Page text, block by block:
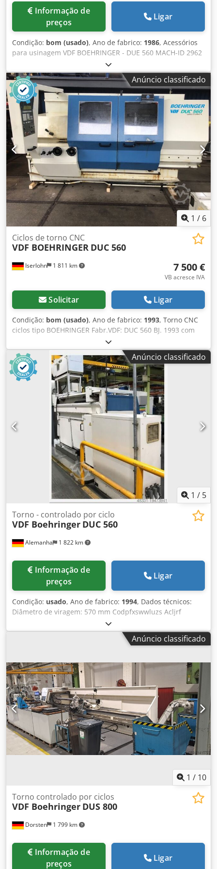
preços
Ligar
Condição: bom (usado), Ano de fabrico: 1986, Acessórios
para usinagem VDF BOEHRINGER - DUE 560 MACH-ID 2962
Fabricante: VDF BOEHRINGER Cjdjzdixkspfx Acljrf Tipo: DUE
560 Ano de fabricação: 1986 Diâmetro máx.: 150 Por favor,
observe: As informações nesta página foram obtidas de
boa fé por nós e, sempre que possível, do fabricante. As
informações são fornecidas de boa fé, mas a precisão não
pode ser garantida. Portanto, não constituem
representação contratual ou condições gerais.
Recomendamos verificar todos os detalhes importantes.
Anúncio classificado
1 / 6
Iserlohn 1 811 km
Ciclos de torno CNC
VDF BOEHRINGER DUC 560
7 500 €
VB acresce IVA
Solicitar Ligar
Condição: bom (usado), Ano de fabrico: 1993, Torno CNC
ciclos tipo BOEHRINGER Fabr.VDF: DUC 560 BJ. 1993 com
controle de SIEMENS SINUMERIK 805T. Transformando o
comprimento: 1000 mm Revirando o suporte plano
diâmetro: 365 mm Transformando o diâmetro acima da
cama: 570 mm Eixo de velocidades: motor do eixo 3-
2500U/min: 19KW Furo do eixo: 62 mm Chuck diâmetro:
315 mm Forkardt Cjdpfx Ajd Ewaajclorf Cabeça de torre
com 8 pos VDI 30 Com documentação de equipamentos e
Anúncio classificado
1 / 5
Alemanha 1 822 km
Torno - controlado por ciclo
VDF Boehringer DUC 560
preços
Ligar
Condição: usado, Ano de fabrico: 1994, Dados técnicos:
Diâmetro de viragem: 570 mm Codpfxswwluzs Acljrf
Comprimento de viragem: 1000 mm Espaço necessário
aprox.: 3,25 x 2,03 x 1,95 m Torre de disco de ferramentas
para 8 ferramentas com VDI 30. Não para ferramentas
Acessórios: mandril de 3 maxilas, vários suportes de
ferramentas Vídeo disponível *
Anúncio classificado
1 / 10
Dorsten 1 799 km
Torno controlado por ciclos
VDF Boehringer DUS 800
preços
Ligar